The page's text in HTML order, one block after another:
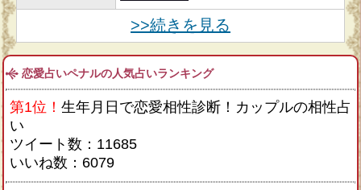
>>続きを見る
恋愛占いペナルの人気占いランキング
第1位！ 生年月日で恋愛相性診断！カップルの相性占
い
ツイート数：11685
いいね数：6079